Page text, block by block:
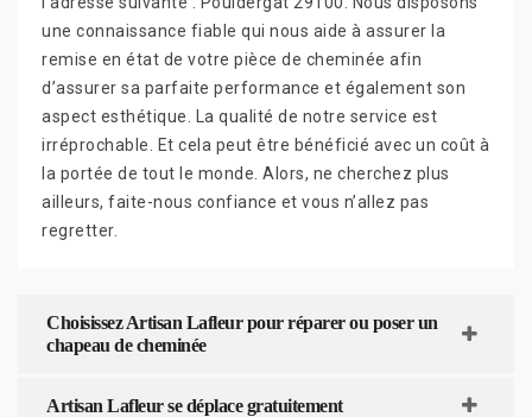
une connaissance fiable qui nous aide à assurer la
remise en état de votre pièce de cheminée afin
d’assurer sa parfaite performance et également son
aspect esthétique. La qualité de notre service est
irréprochable. Et cela peut être bénéficié avec un coût à
la portée de tout le monde. Alors, ne cherchez plus
ailleurs, faite-nous confiance et vous n’allez pas
regretter.
Choisissez Artisan Lafleur pour réparer ou poser un
chapeau de cheminée
Artisan Lafleur se déplace gratuitement